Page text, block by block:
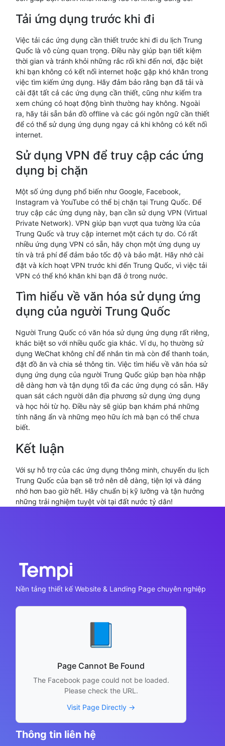
Tải ứng dụng trước khi đi
Việc tải các ứng dụng cần thiết trước khi đi du lịch Trung
Quốc là vô cùng quan trọng. Điều này giúp bạn tiết kiệm
thời gian và tránh khỏi những rắc rối khi đến nơi, đặc biệt
khi bạn không có kết nối internet hoặc gặp khó khăn trong
việc tìm kiếm ứng dụng. Hãy đảm bảo rằng bạn đã tải và
cài đặt tất cả các ứng dụng cần thiết, cũng như kiểm tra
xem chúng có hoạt động bình thường hay không. Ngoài
ra, hãy tải sẵn bản đồ offline và các gói ngôn ngữ cần thiết
để có thể sử dụng ứng dụng ngay cả khi không có kết nối
internet.
Sử dụng VPN để truy cập các ứng
dụng bị chặn
Một số ứng dụng phổ biến như Google, Facebook,
Instagram và YouTube có thể bị chặn tại Trung Quốc. Để
truy cập các ứng dụng này, bạn cần sử dụng VPN (Virtual
Private Network). VPN giúp bạn vượt qua tường lửa của
Trung Quốc và truy cập internet một cách tự do. Có rất
nhiều ứng dụng VPN có sẵn, hãy chọn một ứng dụng uy
tín và trả phí để đảm bảo tốc độ và bảo mật. Hãy nhớ cài
đặt và kích hoạt VPN trước khi đến Trung Quốc, vì việc tải
VPN có thể khó khăn khi bạn đã ở trong nước.
Tìm hiểu về văn hóa sử dụng ứng
dụng của người Trung Quốc
Người Trung Quốc có văn hóa sử dụng ứng dụng rất riêng,
khác biệt so với nhiều quốc gia khác. Ví dụ, họ thường sử
dụng WeChat không chỉ để nhắn tin mà còn để thanh toán,
đặt đồ ăn và chia sẻ thông tin. Việc tìm hiểu về văn hóa sử
dụng ứng dụng của người Trung Quốc giúp bạn hòa nhập
dễ dàng hơn và tận dụng tối đa các ứng dụng có sẵn. Hãy
quan sát cách người dân địa phương sử dụng ứng dụng
và học hỏi từ họ. Điều này sẽ giúp bạn khám phá những
tính năng ẩn và những mẹo hữu ích mà bạn có thể chưa
biết.
Kết luận
Với sự hỗ trợ của các ứng dụng thông minh, chuyến du lịch
Trung Quốc của bạn sẽ trở nên dễ dàng, tiện lợi và đáng
nhớ hơn bao giờ hết. Hãy chuẩn bị kỹ lưỡng và tận hưởng
những trải nghiệm tuyệt vời tại đất nước tỷ dân!
Nền tảng thiết kế Website & Landing Page chuyên nghiệp
📘
Page Cannot Be Found
The Facebook page could not be loaded.
Please check the URL.
Visit Page Directly →
Thông tin liên hệ